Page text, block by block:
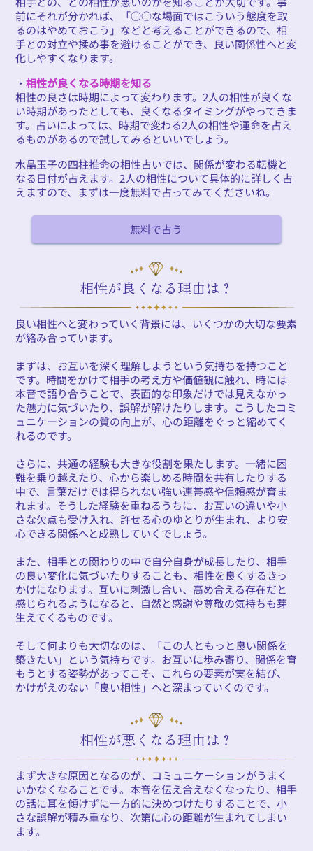
前にそれが分かれば、「○○な場面ではこういう態度を取
るのはやめておこう」などと考えることができるので、相
手との対立や揉め事を避けることができ、良い関係性へと変
化しやすくなります。
・相性が良くなる時期を知る
相性の良さは時期によって変わります。2人の相性が良くな
い時期があったとしても、良くなるタイミングがやってきま
す。占いによっては、時期で変わる2人の相性や運命を占え
るものがあるので試してみるといいでしょう。
水晶玉子の四柱推命の相性占いでは、関係が変わる転機と
なる日付が占えます。2人の相性について具体的に詳しく占
えますので、まずは一度無料で占ってみてくださいね。
無料で占う
相性が良くなる理由は？
良い相性へと変わっていく背景には、いくつかの大切な要素
が絡み合っています。
まずは、お互いを深く理解しようという気持ちを持つこと
です。時間をかけて相手の考え方や価値観に触れ、時には
本音で語り合うことで、表面的な印象だけでは見えなかっ
た魅力に気づいたり、誤解が解けたりします。こうしたコミ
ュニケーションの質の向上が、心の距離をぐっと縮めてく
れるのです。
さらに、共通の経験も大きな役割を果たします。一緒に困
難を乗り越えたり、心から楽しめる時間を共有したりする
中で、言葉だけでは得られない強い連帯感や信頼感が育ま
れます。そうした経験を重ねるうちに、お互いの違いや小
さな欠点も受け入れ、許せる心のゆとりが生まれ、より安
心できる関係へと成熟していくでしょう。
また、相手との関わりの中で自分自身が成長したり、相手
の良い変化に気づいたりすることも、相性を良くするきっ
かけになります。互いに刺激し合い、高め合える存在だと
感じられるようになると、自然と感謝や尊敬の気持ちも芽
生えてくるものです。
そして何よりも大切なのは、「この人ともっと良い関係を
築きたい」という気持ちです。お互いに歩み寄り、関係を育
もうとする姿勢があってこそ、これらの要素が実を結び、
かけがえのない「良い相性」へと深まっていくのです。
相性が悪くなる理由は？
まず大きな原因となるのが、コミュニケーションがうまく
いかなくなることです。本音を伝え合えなくなったり、相手
の話に耳を傾けずに一方的に決めつけたりすることで、小
さな誤解が積み重なり、次第に心の距離が生まれてしまい
ます。